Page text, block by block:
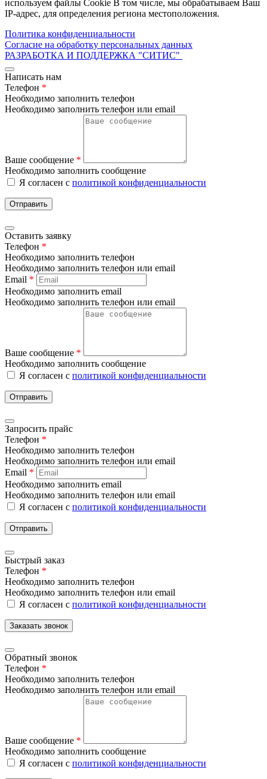
используем файлы Cookie В том числе, мы обрабатываем Ваш
IP-адрес, для определения региона местоположения.
Политика конфиденциальности
Согласие на обработку персональных данных
РАЗРАБОТКА И ПОДДЕРЖКА "СИТИС"
Написать нам
Телефон *
Необходимо заполнить телефон
Необходимо заполнить телефон или email
Ваше сообщение *
Необходимо заполнить сообщение
Я согласен с политикой конфиденциальности
Отправить
Оставить заявку
Телефон *
Необходимо заполнить телефон
Необходимо заполнить телефон или email
Email *
Необходимо заполнить email
Необходимо заполнить телефон или email
Ваше сообщение *
Необходимо заполнить сообщение
Я согласен с политикой конфиденциальности
Отправить
Запросить прайс
Телефон *
Необходимо заполнить телефон
Необходимо заполнить телефон или email
Email *
Необходимо заполнить email
Необходимо заполнить телефон или email
Я согласен с политикой конфиденциальности
Отправить
Быстрый заказ
Телефон *
Необходимо заполнить телефон
Необходимо заполнить телефон или email
Я согласен с политикой конфиденциальности
Заказать звонок
Обратный звонок
Телефон *
Необходимо заполнить телефон
Необходимо заполнить телефон или email
Ваше сообщение *
Необходимо заполнить сообщение
Я согласен с политикой конфиденциальности